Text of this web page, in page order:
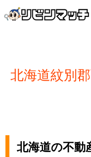
北海道紋別
北海道の不動